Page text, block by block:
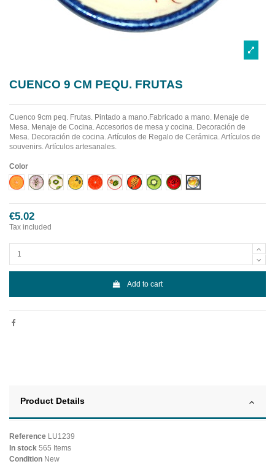
CUENCO 9 CM PEQU. FRUTAS
Cuenco 9cm peq. Frutas. Pintado a mano.Fabricado a mano. Menaje de
Mesa. Menaje de Cocina. Accesorios de mesa y cocina. Decoración de
Mesa. Decoración de cocina. Artículos de Regalo de Cerámica. Artículos de
souvenirs. Artículos artesanales.
Color
Diseño 1Diseño 10Diseño 2Diseño 3Diseño 4Diseño 5Diseño 6Diseño 7Diseño 8Diseño 9
€5.02
Tax included
Add to cart
Product Details
Reference LU1239
In stock 565 Items
Condition New